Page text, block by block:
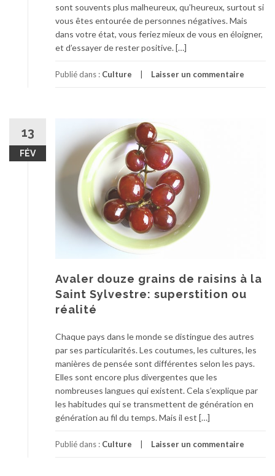
sont souvents plus malheureux, qu’heureux, surtout si
vous êtes entourée de personnes négatives. Mais
dans votre état, vous feriez mieux de vous en éloigner,
et d’essayer de rester positive. […]
Publié dans : Culture Laisser un commentaire
13
FÉV
Avaler douze grains de raisins à la
Saint Sylvestre: superstition ou
réalité
Chaque pays dans le monde se distingue des autres
par ses particularités. Les coutumes, les cultures, les
manières de pensée sont différentes selon les pays.
Elles sont encore plus divergentes que les
nombreuses langues qui existent. Cela s’explique par
les habitudes qui se transmettent de génération en
génération au fil du temps. Mais il est […]
Publié dans : Culture Laisser un commentaire